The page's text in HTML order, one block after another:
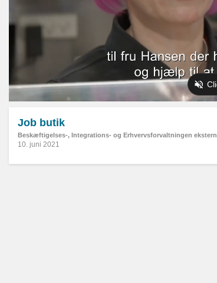
Job butik
Beskæftigelses-, Integrations- og Erhvervsforvaltningen ekstern
10. juni 2021